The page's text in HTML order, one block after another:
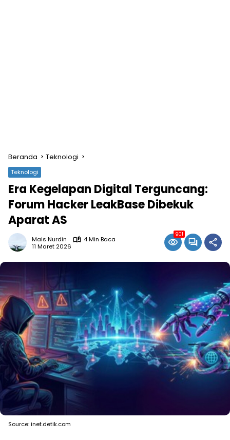
Beranda Teknologi
Teknologi
Era Kegelapan Digital Terguncang:
Forum Hacker LeakBase Dibekuk
Aparat AS
Mais Nurdin
4 Min Baca
11 Maret 2026
901
Source: inet.detik.com